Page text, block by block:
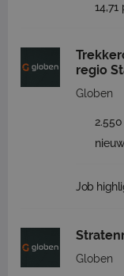
regio
Globen
nieuw
Job
Globen